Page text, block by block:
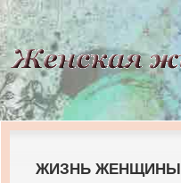
ЖИЗНЬ ЖЕНЩИНЫ